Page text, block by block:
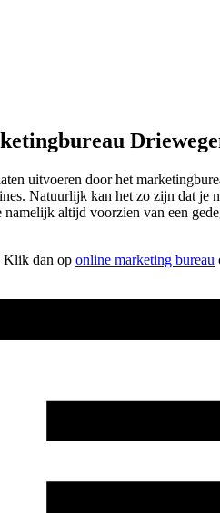
uitvoeren door het
Natuurlijk kan het zo zijn dat je
altijd voorzien van een
Klik dan op online marketing bureau